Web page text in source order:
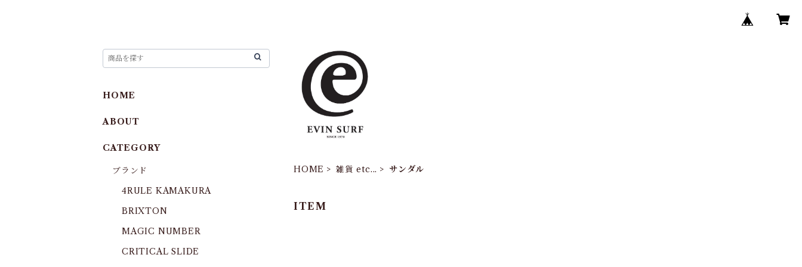
HOME 雑貨 etc... サンダル
ITEM
HOME
ABOUT
CATEGORY
ブランド
4RULE KAMAKURA
BRIXTON
MAGIC NUMBER
CRITICAL SLIDE